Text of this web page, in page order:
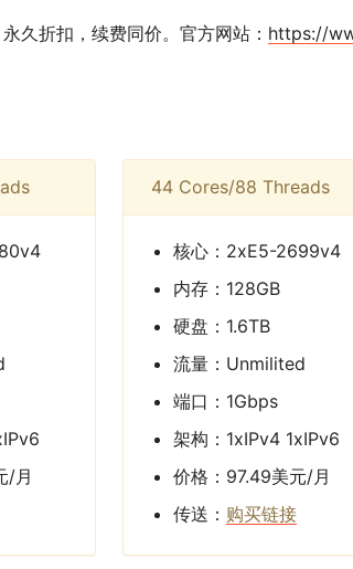
永久折扣，续费同价。官方网站： https://
/月
44 Cores/88 Threads
核心：2xE5-2699v4
内存：128GB
硬盘：1.6TB
流量：Unmilited
端口：1Gbps
架构：1xIPv4 1xIPv6
价格：97.49美元/月
传送： 购买链接